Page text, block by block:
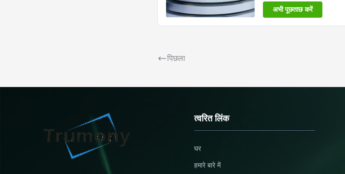
अभी पूछताछ करें
पिछला
त्वरित लिंक
घर
हमारे बारे में